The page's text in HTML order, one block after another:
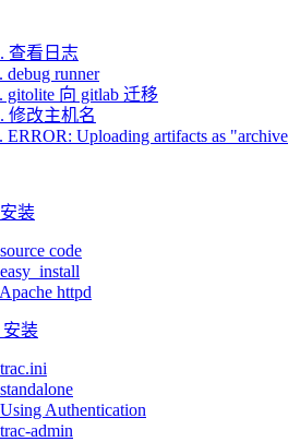
查看日志
debug runner
gitolite 向 gitlab 迁移
修改主机名
ERROR: Uploading artifacts as
装
code
httpd
安装
Authentication
admin